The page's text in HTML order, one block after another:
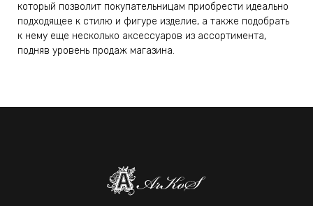
который позволит покупательницам приобрести идеально
подходящее к стилю и фигуре изделие, а также подобрать
к нему еще несколько аксессуаров из ассортимента,
подняв уровень продаж магазина.